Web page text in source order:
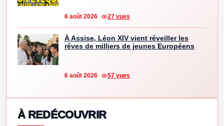
6 août 2026 27 vues
À Assise, Léon XIV vient réveiller les
rêves de milliers de jeunes Européens
6 août 2026 57 vues
À REDÉCOUVRIR